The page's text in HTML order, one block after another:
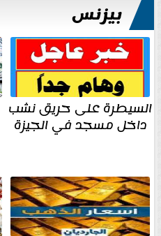
بيزنس
السيطرة على حريق نشب
داخل مسجد في الجيزة